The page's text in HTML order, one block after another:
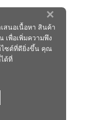
×
สนอเนื้อหา สินค้า
เพื่อเพิ่มความพึง
ไซต์ที่ดียิ่งขึ้น คุณ
ด้ที่